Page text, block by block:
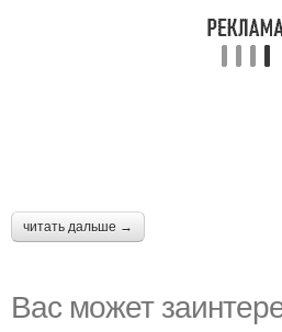
читать дальше →
Вас может